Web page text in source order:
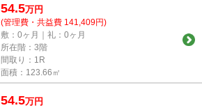
54.5万円
(管理費・共益費 141,409円)
敷：0ヶ月｜礼：0ヶ月
所在階：3階
間取り：1R
面積：123.66㎡
54.5万円